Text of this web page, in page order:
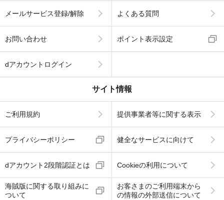
メールサービス登録/解除 よくある質問
お問い合わせ ポイント表示設定
dアカウントログイン
サイト情報
ご利用規約 提供事業者等に関する表示
プライバシーポリシー 健全なサービスに向けて
dアカウント2段階認証とは Cookieの利用について
海賊版に関する取り組みに
ついて
お客さまのご利用端末から
の情報の外部送信について